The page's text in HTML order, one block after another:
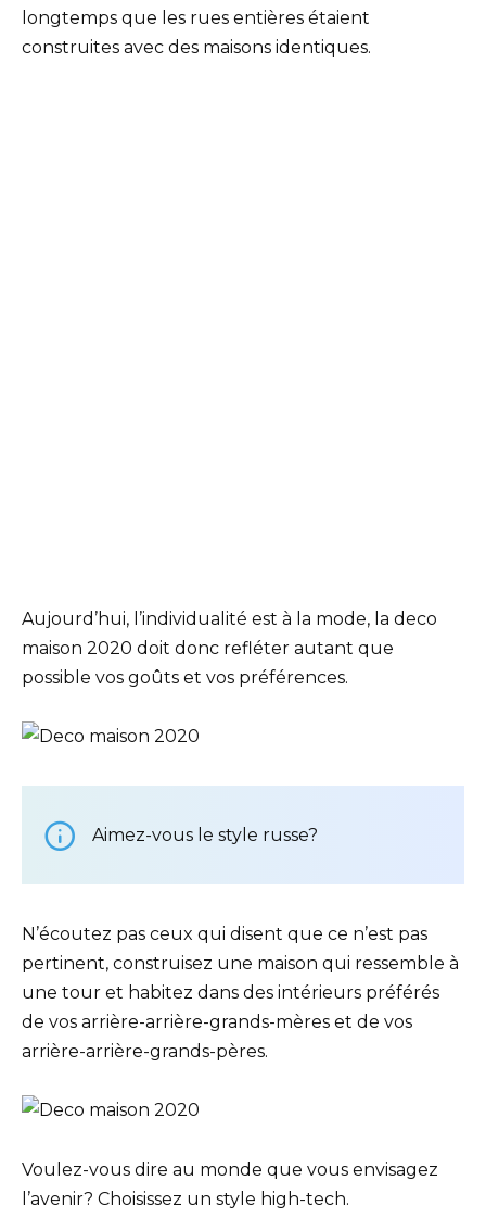
longtemps que les rues entières étaient
construites avec des maisons identiques.
Aujourd’hui, l’individualité est à la mode, la deco
maison 2020 doit donc refléter autant que
possible vos goûts et vos préférences.
Aimez-vous le style russe?
N’écoutez pas ceux qui disent que ce n’est pas
pertinent, construisez une maison qui ressemble à
une tour et habitez dans des intérieurs préférés
de vos arrière-arrière-grands-mères et de vos
arrière-arrière-grands-pères.
Voulez-vous dire au monde que vous envisagez
l’avenir? Choisissez un style high-tech.